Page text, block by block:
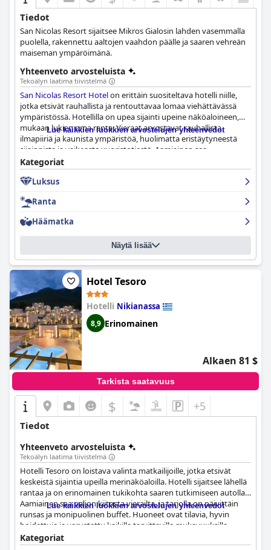
Tiedot
San Nicolas Resort sijaitsee Mikros Gialosin lahden vasemmalla
puolella, rakennettu aaltojen vaahdon päälle ja saaren vehreän
maiseman ympäröimänä.
Yhteenveto arvosteluista
Tekoälyn laatima tiivistelmä
San Nicolas Resort Hotelon erittäin suositeltava hotelli niille,
jotka etsivät rauhallista ja rentouttavaa lomaa viehättävässä
ympäristössä. Hotellilla on upea sijainti upeine näköaloineen,
mukaan lukien oma ranta. Vieraat arvostavat rauhallista
ilmapiiriä ja kaunista ympäristöä, huolimatta eristäytyneestä
sijainnista ja vaikeasta vuoristotiestä. Aamiainen saa
ylivoimaisen positiivista palautetta, ja monet arvioijat ylistävät
hyvää ruoka- ja juomavalikoimaa. Hotelli tarjoaa
poikkeuksellisen ruokailukokemuksen upealla näköalalla
pitivät ruokalistaa liian yksipuolisena. Huoneet ovat ihania,
siistejä, tilavia ja mukavia henkeäsalpaavilla näkymillä. Hotelli on
ylpeä siisteydestään, ja vieraat kuvaavat hotellia jatkuvasti
erittäin siistiksi. Henkilökunta on poikkeuksellista, tunnettua
nöyrästä ja vieraanvaraisesta käytöksestään ja aina valmiina
vastaamaan vieraiden kaikkiin tarpeisiin. Uima-allas ja ulkotilat
ovat fantastisia, moderneja, tyylikkäitä ja siistejä, ja niissä on
erinomaiset rentoutumismahdollisuudet vieraiden
nautittavaksi. Yksityinen ranta on kaunis ja erittäin
nautinnollinen täydellisellä sijainnilla ja erinomaisilla varusteilla.
Kaiken kaikkiaan San Nicolas Resort Hoteltarjoaa mukavan ja
nautinnollisen oleskelun henkeäsalpaavilla näkymillä,
erinomaisella palvelulla ja upeilla palveluilla.
Lue kaikkien luokkien arvostelujen yhteenvedot
Kategoriat
Luksus
Ranta
Häämatka
Näytä lisää
Hotel Tesoro
Hotelli Nikianassa
8,9 Erinomainen
Alkaen 81 $
Tarkista saatavuus
$ +5
Tiedot
Yhteenveto arvosteluista
Tekoälyn laatima tiivistelmä
Hotelli Tesoro on loistava valinta matkailijoille, jotka etsivät
keskeistä sijaintia upeilla merinäköaloilla. Hotelli sijaitsee lähellä
rantaa ja on erinomainen tukikohta saaren tutkimiseen autolla.
Aamiainen saa paljon kiitosta vierailta, ja tarjolla on päivittäin
runsas ja monipuolinen buffet. Huoneet ovat tilavia, hyvin
hoidettuja ja varustettu kaikilla tarvittavilla mukavuuksilla.
Huoneiden esimerkillinen päivittäinen puhtaus on erinomaista,
ja henkilökunta on poikkeuksellisen ystävällistä ja avuliasta.
Lue kaikkien luokkien arvostelujen yhteenvedot
Kategoriat